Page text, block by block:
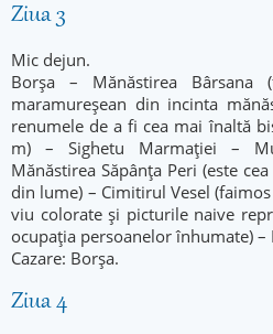
Ziua 3
Mic dejun.
Borșa – Mănăstirea Bârsana
maramureșean din incinta
renumele de a fi cea mai înaltă
m) – Sighetu Marmației –
Mănăstirea Săpânța Peri (este
din lume) – Cimitirul Vesel
viu colorate și picturile naive
ocupația persoanelor înhumate) –
Cazare: Borșa.
Ziua 4